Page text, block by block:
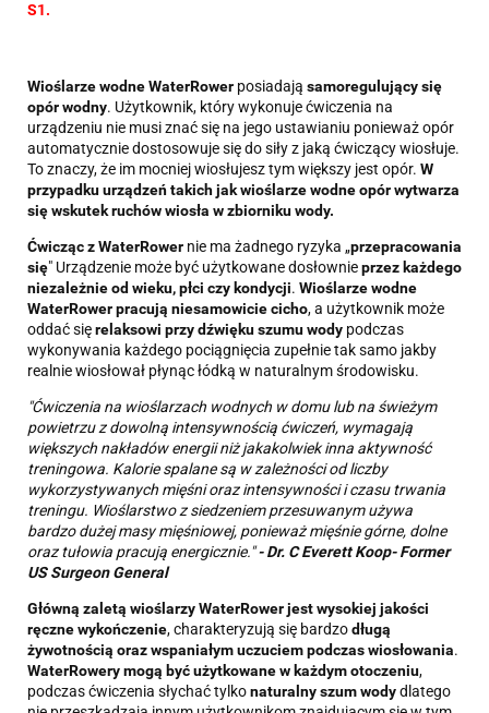
S1.
Wioślarze wodne WaterRower posiadają samoregulujący się
opór wodny. Użytkownik, który wykonuje ćwiczenia na
urządzeniu nie musi znać się na jego ustawianiu ponieważ opór
automatycznie dostosowuje się do siły z jaką ćwiczący wiosłuje.
To znaczy, że im mocniej wiosłujesz tym większy jest opór. W
przypadku urządzeń takich jak wioślarze wodne opór wytwarza
się wskutek ruchów wiosła w zbiorniku wody.
Ćwicząc z WaterRower nie ma żadnego ryzyka „przepracowania
się" Urządzenie może być użytkowane dosłownieprzez każdego
niezależnie od wieku, płci czy kondycji. Wioślarze wodne
WaterRower pracują niesamowicie cicho, a użytkownik może
oddać sięrelaksowi przy dźwięku szumu wody podczas
wykonywania każdego pociągnięcia zupełnie tak samo jakby
realnie wiosłował płynąc łódką w naturalnym środowisku.
"Ćwiczenia na wioślarzach wodnych w domu lub na świeżym
powietrzu z dowolną intensywnością ćwiczeń, wymagają
większych nakładów energii niż jakakolwiek inna aktywność
treningowa. Kalorie spalane są w zależności od liczby
wykorzystywanych mięśni oraz intensywności i czasu trwania
treningu. Wioślarstwo z siedzeniem przesuwanym używa
bardzo dużej masy mięśniowej, ponieważ mięśnie górne, dolne
oraz tułowia pracują energicznie."-Dr. C Everett Koop- Former
US Surgeon General
Główną zaletą wioślarzy WaterRower jest wysokiej jakości
ręczne wykończenie, charakteryzują się bardzodługą
żywotnością oraz wspaniałym uczuciem podczas wiosłowania.
WaterRowery mogą być użytkowane w każdym otoczeniu,
podczas ćwiczenia słychać tylkonaturalny szum wodydlatego